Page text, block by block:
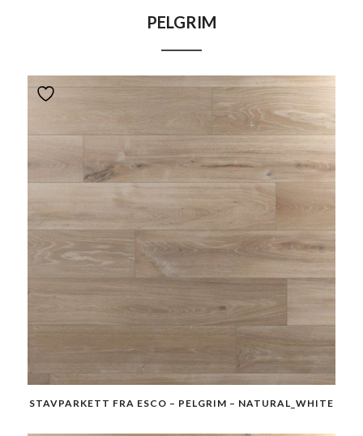
PELGRIM
STAVPARKETT FRA ESCO – PELGRIM – NATURAL_WHITE